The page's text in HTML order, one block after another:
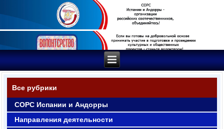
Все рубрики
СОРС Испании и Андорры
Направления деятельности